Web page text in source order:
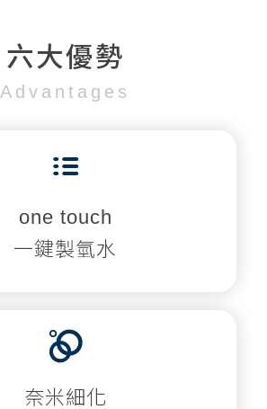
六大優勢
Advantages
one touch
一鍵製氫水
奈米細化